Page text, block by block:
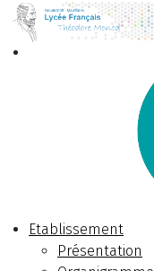
Etablissement
Présentation